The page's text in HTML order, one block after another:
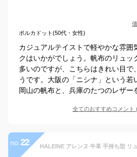
ポルカドット(50代・女性)
カジュアルテイストで軽やかな雰囲
クはいかがでしょう。帆布のリュッ
多いのですが、こちらはきれい目で
うです。大阪の「ニシナ」という若
岡山の帆布と、兵庫のたつのレザー
全てのおすすめコメント
no. 22